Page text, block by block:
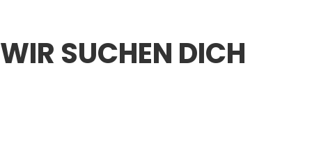
WIR SUCHEN DICH